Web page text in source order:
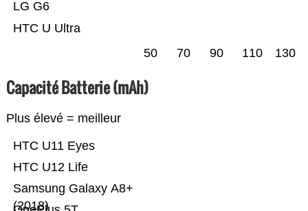
HTC U Ultra
LG G6
50 70 90 110 130
Capacité Batterie (mAh)
Plus élevé = meilleur
Samsung Galaxy A8+
(2018)
HTC U12 Life
HTC U11 Eyes